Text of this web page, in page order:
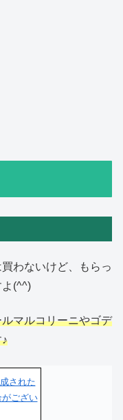
わないけど、もらっ
(^^)
マルコリーニやゴデ